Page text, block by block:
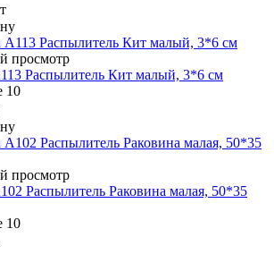
просмотр
Распылитель Кит малый, 3*6 см
10
просмотр
Распылитель Раковина малая, 50*35
10